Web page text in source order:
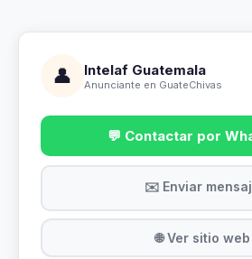
👤 Intelaf Guatemala
Anunciante en GuateChivas
💬 Contactar por
✉️ Enviar
🌐 Ver sitio web